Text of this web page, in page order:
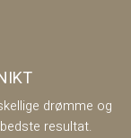
drømme og
resultat.